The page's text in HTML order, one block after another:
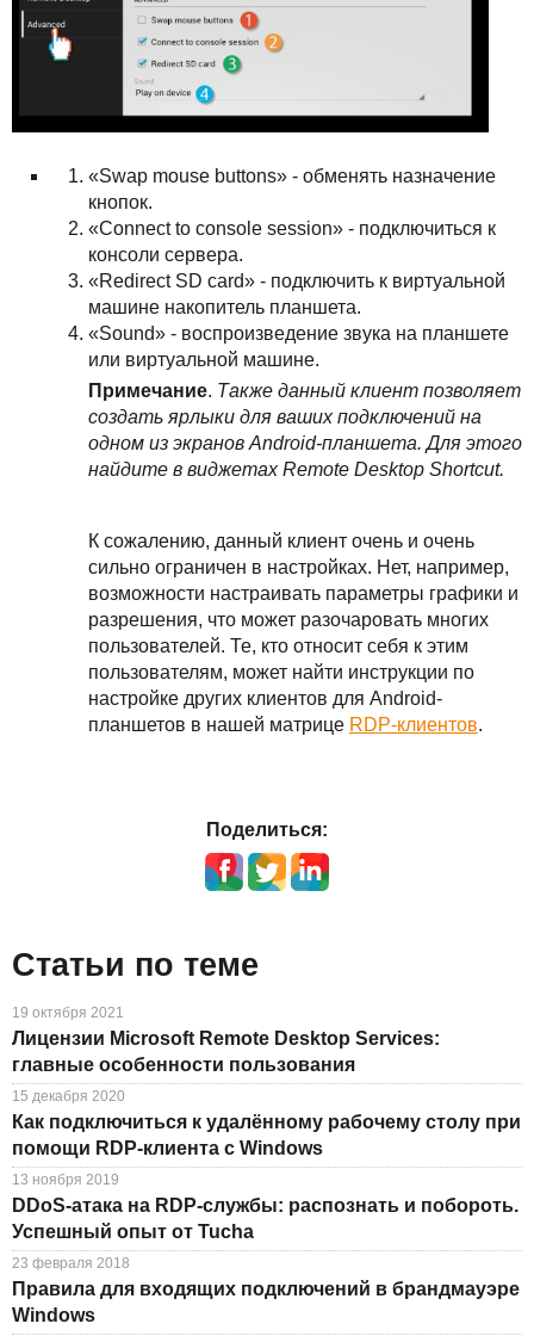
«Swap mouse buttons» - обменять назначение
кнопок.
«Connect to console session» - подключиться к
консоли сервера.
«Redirect SD card» - подключить к виртуальной
машине накопитель планшета.
«Sound» - воспроизведение звука на планшете
или виртуальной машине.
Примечание. Также данный клиент позволяет
создать ярлыки для ваших подключений на
одном из экранов Android-планшета. Для этого
найдите в виджетах Remote Desktop Shortcut.
К сожалению, данный клиент очень и очень
сильно ограничен в настройках. Нет, например,
возможности настраивать параметры графики и
разрешения, что может разочаровать многих
пользователей. Те, кто относит себя к этим
пользователям, может найти инструкции по
настройке других клиентов для Android-
планшетов в нашей матрице RDP-клиентов.
Поделиться:
Статьи по теме
19 октября 2021
Лицензии Microsoft Remote Desktop Services:
главные особенности пользования
15 декабря 2020
Как подключиться к удалённому рабочему столу при
помощи RDP-клиента с Windows
13 ноября 2019
DDoS-атака на RDP-службы: распознать и побороть.
Успешный опыт от Tucha
23 февраля 2018
Правила для входящих подключений в брандмауэре
Windows